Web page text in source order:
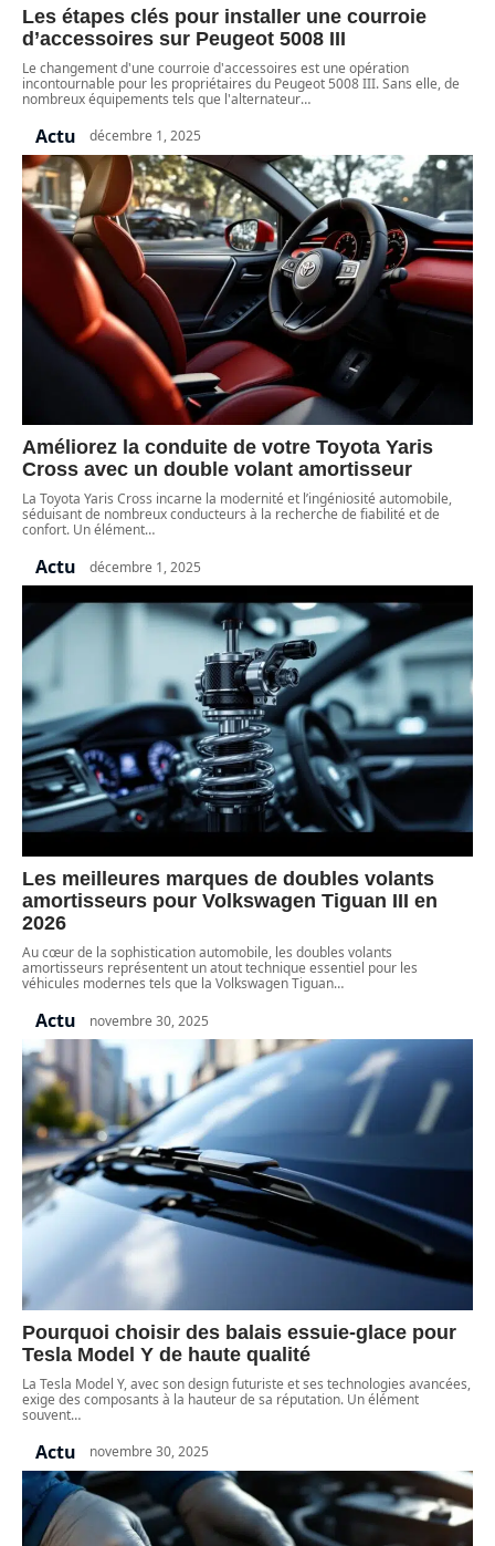
Les étapes clés pour installer une courroie
d’accessoires sur Peugeot 5008 III
Le changement d'une courroie d'accessoires est une opération
incontournable pour les propriétaires du Peugeot 5008 III. Sans elle, de
nombreux équipements tels que l'alternateur…
Actu décembre 1, 2025
Améliorez la conduite de votre Toyota Yaris
Cross avec un double volant amortisseur
La Toyota Yaris Cross incarne la modernité et l’ingéniosité automobile,
séduisant de nombreux conducteurs à la recherche de fiabilité et de
confort. Un élément…
Actu décembre 1, 2025
Les meilleures marques de doubles volants
amortisseurs pour Volkswagen Tiguan III en
2026
Au cœur de la sophistication automobile, les doubles volants
amortisseurs représentent un atout technique essentiel pour les
véhicules modernes tels que la Volkswagen Tiguan…
Actu novembre 30, 2025
Pourquoi choisir des balais essuie-glace pour
Tesla Model Y de haute qualité
La Tesla Model Y, avec son design futuriste et ses technologies avancées,
exige des composants à la hauteur de sa réputation. Un élément
souvent…
Actu novembre 30, 2025